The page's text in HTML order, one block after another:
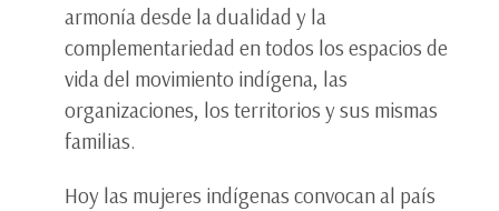
armonía desde la dualidad y la
complementariedad en todos los espacios de
vida del movimiento indígena, las
organizaciones, los territorios y sus mismas
familias.
Hoy las mujeres indígenas convocan al país